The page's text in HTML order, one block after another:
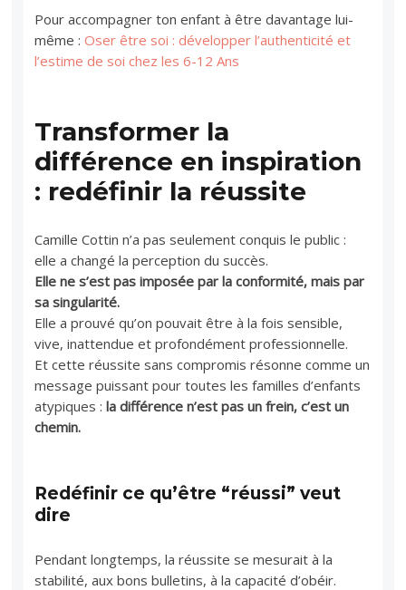
Pour accompagner ton enfant à être davantage lui-
même :Oser être soi : développer l’authenticité et
l’estime de soi chez les 6-12 Ans
Transformer la
différence en inspiration
: redéfinir la réussite
Camille Cottin n’a pas seulement conquis le public :
elle a changé la perception du succès.
Elle ne s’est pas imposée par la conformité, mais par
sa singularité.
Elle a prouvé qu’on pouvait être à la fois sensible,
vive, inattendue et profondément professionnelle.
Et cette réussite sans compromis résonne comme un
message puissant pour toutes les familles d’enfants
atypiques :la différence n’est pas un frein, c’est un
chemin.
Redéfinir ce qu’être “réussi” veut
dire
Pendant longtemps, la réussite se mesurait à la
stabilité, aux bons bulletins, à la capacité d’obéir.